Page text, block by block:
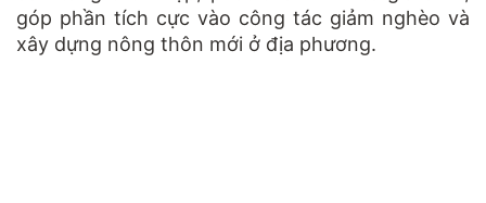
góp phần tích cực vào công tác giảm nghèo và
xây dựng nông thôn mới ở địa phương.